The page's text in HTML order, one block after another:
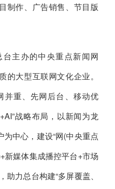
制作、广告销售、节目版
主办的中央重点新闻网
的大型互联网文化企业。
并重、先网后台、移动优
战略布局，以新闻为龙
中心，建设“网(中央重点
新媒体集成播控平台+市场
力总台构建“多屏覆盖、